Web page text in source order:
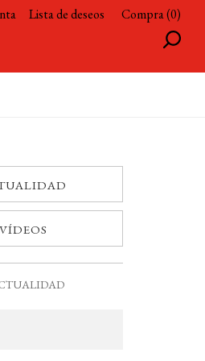
Lista de deseos Compra (0)
VÍDEOS